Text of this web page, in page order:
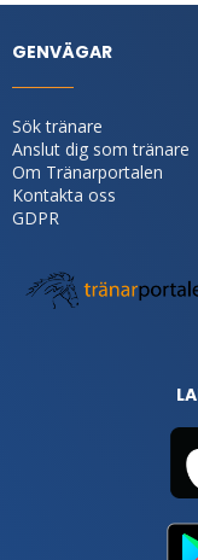
GENVÄGAR
Sök tränare
Anslut dig som tränare
Om Tränarportalen
Kontakta oss
GDPR